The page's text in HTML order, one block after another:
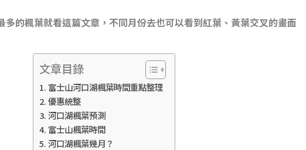
多的楓葉就看這篇文章，不同月份去也可以看到紅葉、黃葉交叉的畫面
文章目錄
富士山河口湖楓葉時間重點整理
優惠統整
河口湖楓葉預測
富士山楓葉時間
河口湖楓葉幾月？